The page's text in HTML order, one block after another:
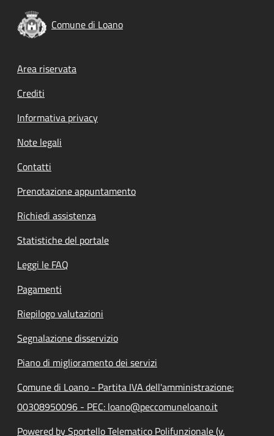
Comune di Loano
Footer menu
Area riservata
Crediti
Informativa privacy
Note legali
Contatti
Prenotazione appuntamento
Richiedi assistenza
Statistiche del portale
Leggi le FAQ
Pagamenti
Riepilogo valutazioni
Segnalazione disservizio
Piano di miglioramento dei servizi
Comune di Loano - Partita IVA dell'amministrazione:
00308950096 - PEC: loano@peccomuneloano.it
Powered by Sportello Telematico Polifunzionale (v.